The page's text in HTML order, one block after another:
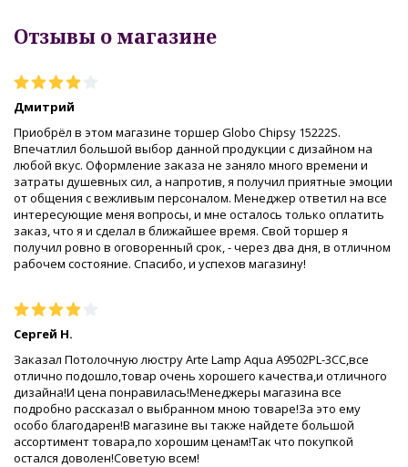
Отзывы о магазине
Дмитрий
Приобрёл в этом магазине торшер Globo Chipsy 15222S.
Впечатлил большой выбор данной продукции с дизайном на
любой вкус. Оформление заказа не заняло много времени и
затраты душевных сил, а напротив, я получил приятные эмоции
от общения с вежливым персоналом. Менеджер ответил на все
интересующие меня вопросы, и мне осталось только оплатить
заказ, что я и сделал в ближайшее время. Свой торшер я
получил ровно в оговоренный срок, - через два дня, в отличном
рабочем состояние. Спасибо, и успехов магазину!
Сергей Н.
Заказал Потолочную люстру Arte Lamp Aqua A9502PL-3CC,все
отлично подошло,товар очень хорошего качества,и отличного
дизайна!И цена понравилась!Менеджеры магазина все
подробно рассказал о выбранном мною товаре!За это ему
особо благодарен!В магазине вы также найдете большой
ассортимент товара,по хорошим ценам!Так что покупкой
остался доволен!Советую всем!